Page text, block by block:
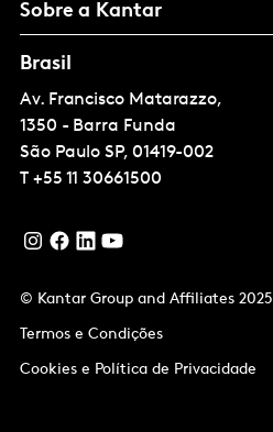
Sobre a Kantar
Brasil
Av. Francisco Matarazzo,
1350 - Barra Funda
São Paulo SP, 01419-002
T +55 11 30661500
© Kantar Group and Affiliates 2025
Termos e Condições
Cookies e Política de Privacidade